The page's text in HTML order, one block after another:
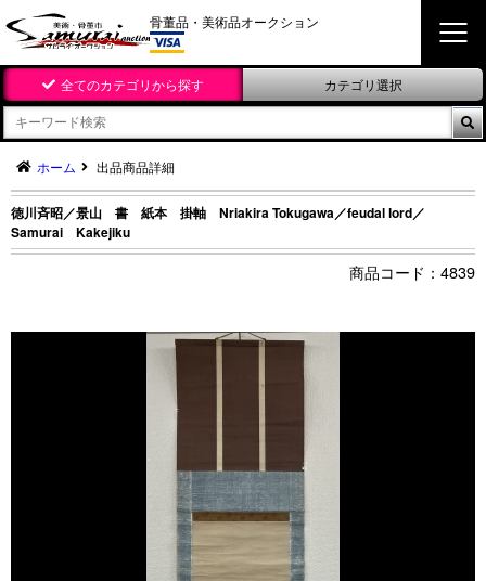
骨董品・美術品オークション
全てのカテゴリから探す カテゴリ選択

ホーム 出品商品詳細
徳川斉昭／景山 書 紙本 掛軸 Nriakira Tokugawa／feudal lord／
Samurai Kakejiku
4839